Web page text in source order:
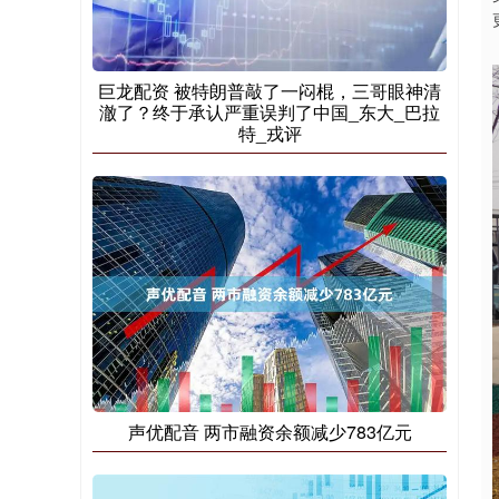
巨龙配资 被特朗普敲了一闷棍，三哥眼神清
澈了？终于承认严重误判了中国_东大_巴拉
特_戎评
声优配音 两市融资余额减少783亿元